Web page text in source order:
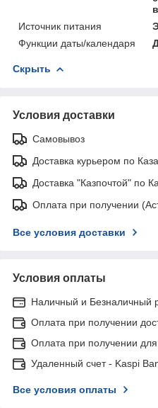
Источник питания
Функции даты/календаря
Скрыть
Условия доставки
Самовывоз
Доставка курьером по
Доставка "Казпочтой" по
Оплата при получении
Все условия доставки
Условия оплаты
Наличный и Безналичный
Оплата при получении
Оплата при получении для
Удаленный счет - Kaspi
Все условия оплаты